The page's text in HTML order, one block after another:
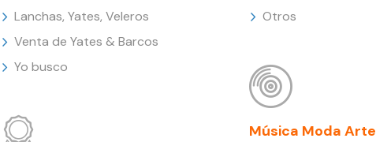
Lanchas, Yates, Veleros
Venta de Yates & Barcos
Yo busco
Otros
Música Moda Arte